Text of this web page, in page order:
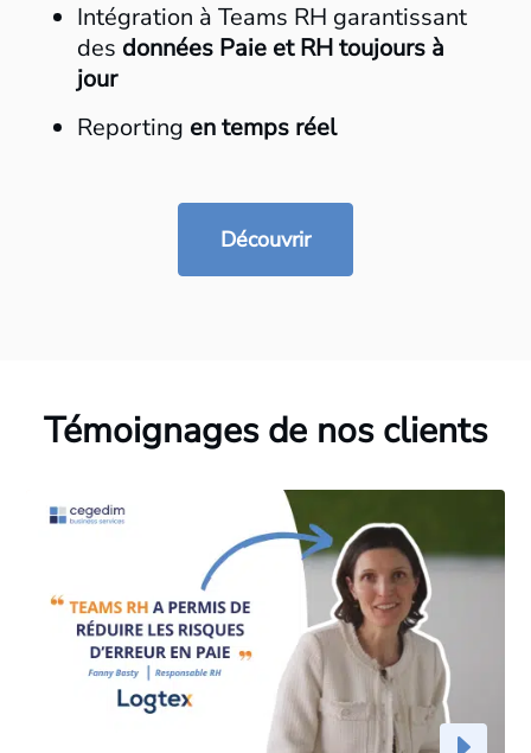
Intégration à Teams RH garantissant
des données Paie et RH toujours à
jour​
Reporting en temps réel​
Découvrir
Témoignages de nos clients